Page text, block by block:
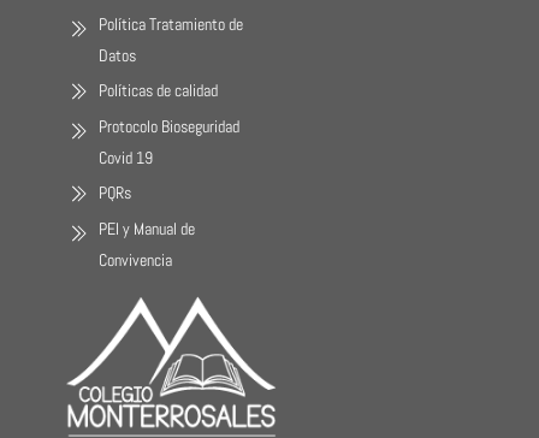
Política Tratamiento de
Datos
Políticas de calidad
Protocolo Bioseguridad
Covid 19
PQRs
PEI y Manual de
Convivencia